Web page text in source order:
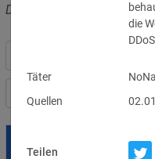
Datenpannen, Cyber-
Datum
die
Täter
Quellen
Teilen